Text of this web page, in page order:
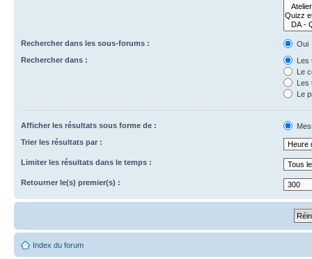
Rechercher dans les sous-forums :
Oui
Rechercher dans :
Les
Le
Les
Le
Afficher les résultats sous forme de :
Trier les résultats par :
Limiter les résultats dans le temps :
Retourner le(s) premier(s) :
Index du forum